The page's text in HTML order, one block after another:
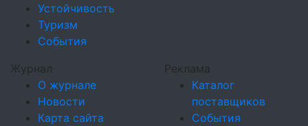
Устойчивость
Туризм
События
Журнал
О журнале
Новости
Карта сайта
Реклама
Каталог
поставщиков
События